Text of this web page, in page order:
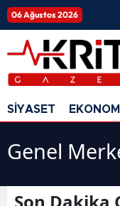
06 Ağustos 2026
SİYASET EKONOMİ
Genel
Son Dakika